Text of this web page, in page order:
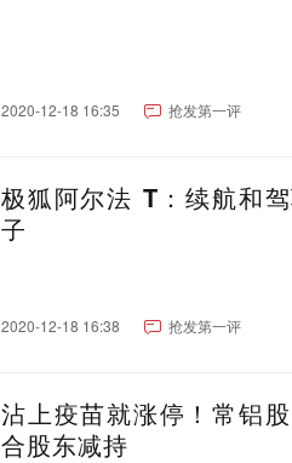
2020-12-18 16:35 抢发第一评
极狐阿尔法 T：续航和
子
2020-12-18 16:38 抢发第一评
沾上疫苗就涨停！常铝
合股东减持